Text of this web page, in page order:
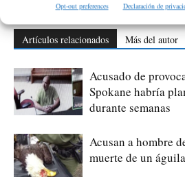
Opt-out preferences Declaración de
Artículos relacionados Más del autor
Acusado de
Spokane habría
durante semanas
Acusan a hombre
muerte de un